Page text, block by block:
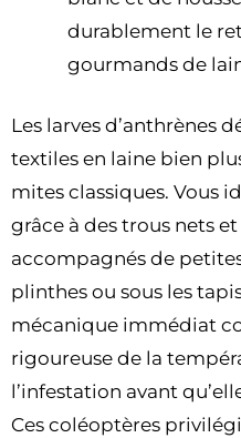
durablement le
gourmands de
Les larves d’anthrènes
textiles en laine bien
mites classiques. Vous
grâce à des trous nets
accompagnés de
plinthes ou sous les
mécanique immédiat
rigoureuse de la
l’infestation avant
Ces coléoptères